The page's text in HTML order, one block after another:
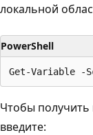
локальной
PowerShell
Чтобы получить
введите: